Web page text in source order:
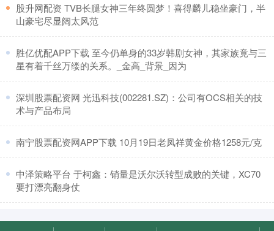
​股升网配资 TVB长腿女神三年终圆梦！喜得麟儿稳坐豪门，半
山豪宅尽显阔太风范
​胜亿优配APP下载 至今仍单身的33岁韩剧女神，其家族竟与三
星有着千丝万缕的关系。_金高_背景_因为
​深圳股票配资网 光迅科技(002281.SZ)：公司有OCS相关的技
术与产品布局
​南宁股票配资网APP下载 10月19日老凤祥黄金价格1258元/克
​中泽策略平台 于柯鑫：销量是沃尔沃转型成败的关键，XC70
要打漂亮翻身仗